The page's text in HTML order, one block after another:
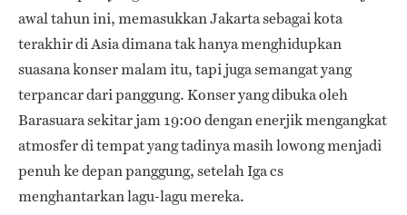
awal tahun ini, memasukkan Jakarta sebagai kota
terakhir di Asia dimana tak hanya menghidupkan
suasana konser malam itu, tapi juga semangat yang
terpancar dari panggung. Konser yang dibuka oleh
Barasuara sekitar jam 19:00 dengan enerjik mengangkat
atmosfer di tempat yang tadinya masih lowong menjadi
penuh ke depan panggung, setelah Iga cs
menghantarkan lagu-lagu mereka.